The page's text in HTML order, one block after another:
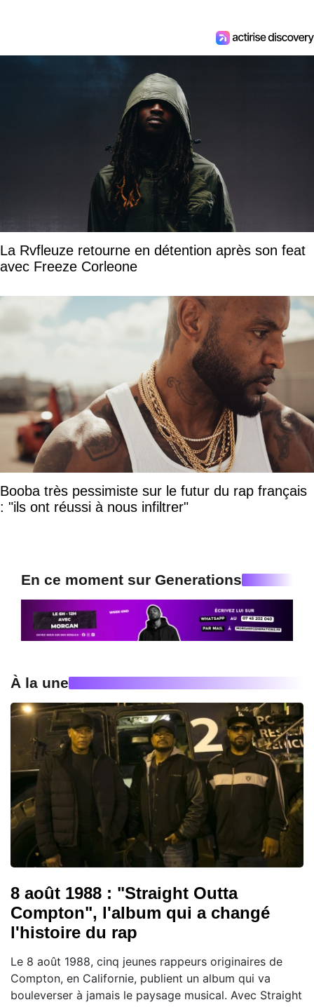
La Rvfleuze retourne en détention après son feat
avec Freeze Corleone
Booba très pessimiste sur le futur du rap français
: "ils ont réussi à nous infiltrer"
En ce moment sur Generations
À la une
8 août 1988 : "Straight Outta
Compton", l'album qui a changé
l'histoire du rap
Le 8 août 1988, cinq jeunes rappeurs originaires de
Compton, en Californie, publient un album qui va
bouleverser à jamais le paysage musical. Avec Straight